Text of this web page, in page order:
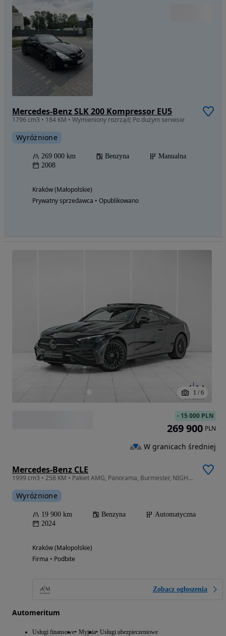
Mercedes-Benz SLK 200 Kompressor EU5
1796 cm3 • 184 KM • Wymieniony rozrząd; Po dużym serwisie
Wyróżnione
269 000 km Benzyna
Manualna
2008
Kraków (Małopolskie)
Prywatny sprzedawca • Opublikowano
1 / 6
Mercedes-Benz CLE
1999 cm3 • 258 KM • Pakiet AMG, Panorama, Burmester, NIGHT, FV23%
Wyróżnione
19 900 km Benzyna
Automatyczna
2024
Kraków (Małopolskie)
Firma • Podbite
Zobacz ogłoszenia
Automeritum
Usługi finansowe Myjnia Usługi ubezpieczeniowe
- 15 000 PLN
269 900 PLN
W granicach średniej